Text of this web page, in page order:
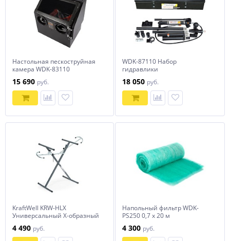
Настольная пескоструйная
камера WDK-83110
15 690 руб.
WDK-87110 Набор
гидравлики
18 050 руб.
KraftWell KRW-HLX
Универсальный Х-образный
или сушки элементов
автомобиля.
4 490 руб.
Напольный фильтр WDK-
PS250 0,7 x 20 м
4 300 руб.